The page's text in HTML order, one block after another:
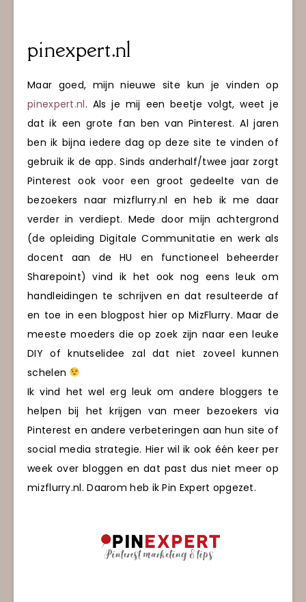
pinexpert.nl
Maar goed, mijn nieuwe site kun je vinden op
pinexpert.nl. Als je mij een beetje volgt, weet je
dat ik een grote fan ben van Pinterest. Al jaren
ben ik bijna iedere dag op deze site te vinden of
gebruik ik de app. Sinds anderhalf/twee jaar zorgt
Pinterest ook voor een groot gedeelte van de
bezoekers naar mizflurry.nl en heb ik me daar
verder in verdiept. Mede door mijn achtergrond
(de opleiding Digitale Communitatie en werk als
docent aan de HU en functioneel beheerder
Sharepoint) vind ik het ook nog eens leuk om
handleidingen te schrijven en dat resulteerde af
en toe in een blogpost hier op MizFlurry. Maar de
meeste moeders die op zoek zijn naar een leuke
DIY of knutselidee zal dat niet zoveel kunnen
schelen
Ik vind het wel erg leuk om andere bloggers te
helpen bij het krijgen van meer bezoekers via
Pinterest en andere verbeteringen aan hun site of
social media strategie. Hier wil ik ook één keer per
week over bloggen en dat past dus niet meer op
mizflurry.nl. Daarom heb ik Pin Expert opgezet.